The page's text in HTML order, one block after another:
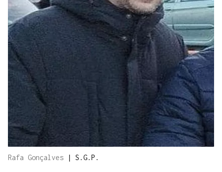
Rafa Gonçalves | S.G.P.